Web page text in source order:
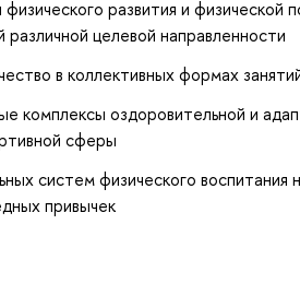
развития и физической
различной целевой направленности
в коллективных формах
комплексы оздоровительной и
сферы
систем физического воспитания
привычек